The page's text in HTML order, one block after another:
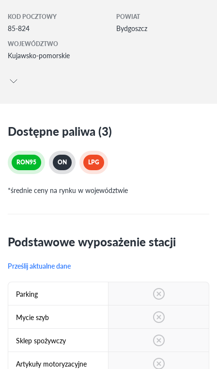
KOD POCZTOWY
85-824
POWIAT
Bydgoszcz
WOJEWÓDZTWO
Kujawsko-pomorskie
Dostępne paliwa (3)
RON95 ON LPG
*średnie ceny na rynku w województwie
Podstawowe wyposażenie stacji
Prześlij aktualne dane
Parking
Mycie szyb
Sklep spożywczy
Artykuły motoryzacyjne